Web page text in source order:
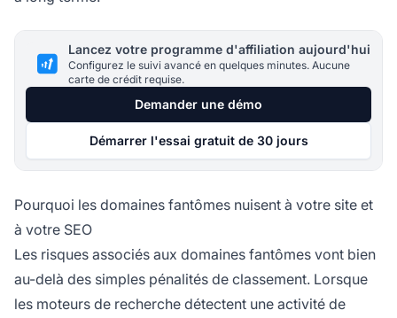
Lancez votre programme d'affiliation aujourd'hui
Configurez le suivi avancé en quelques minutes. Aucune
carte de crédit requise.
Demander une démo
Démarrer l'essai gratuit de 30 jours
Pourquoi les domaines fantômes nuisent à votre site et
à votre SEO
Les risques associés aux domaines fantômes vont bien
au-delà des simples pénalités de classement. Lorsque
les moteurs de recherche détectent une activité de